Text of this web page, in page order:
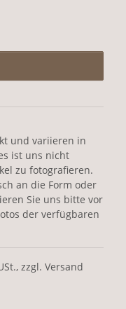
und variieren in
ist uns nicht
zu fotografieren.
an die Form oder
Sie uns bitte vor
der verfügbaren
zzgl. Versand